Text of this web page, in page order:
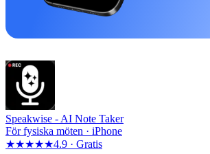
Speakwise - AI Note Taker
För fysiska möten · iPhone
★★★★★4.9 · Gratis